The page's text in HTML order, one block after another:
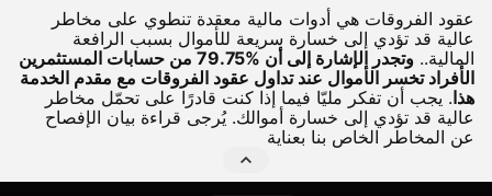
عقود الفروقات هي أدوات مالية معقدة تنطوي على مخاطر
عالية قد تؤدي إلى خسارة سريعة للأموال بسبب الرافعة
المالية..
وتجدر الإشارة إلى أن %79.75 من حسابات المستثمرين
الأفراد تخسر الأموال عند تداول عقود الفروقات مع مقدم الخدمة
هذا. يجب أن تفكر مليّا فيما إذا كنت قادرًا على تحمّل مخاطر
عالية قد تؤدي إلى خسارة أموالك. يُرجى قراءة بيان الإفصاح
عن المخاطر الخاص بنا بعناية